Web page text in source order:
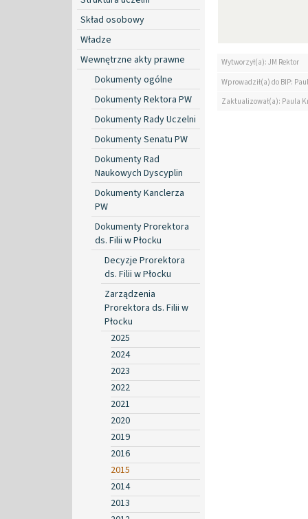
Skład osobowy
Władze
Wewnętrzne akty prawne
Dokumenty ogólne
Dokumenty Rektora PW
Dokumenty Rady Uczelni
Dokumenty Senatu PW
Dokumenty Rad
Naukowych Dyscyplin
Dokumenty Kanclerza
PW
Dokumenty Prorektora
ds. Filii w Płocku
Decyzje Prorektora
ds. Filii w Płocku
Zarządzenia
Prorektora ds. Filii w
Płocku
2025
2024
2023
2022
2021
2020
2019
2016
2015
2014
2013
Wytworzył(a): JM Rektor
Wprowadził(a) do BIP:
Zaktualizował(a): Paula